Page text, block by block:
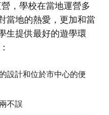
，學校在當地運營多
當地的熱愛，更加和當
生提供最好的遊學環
設計和位於市中心的便
不誤